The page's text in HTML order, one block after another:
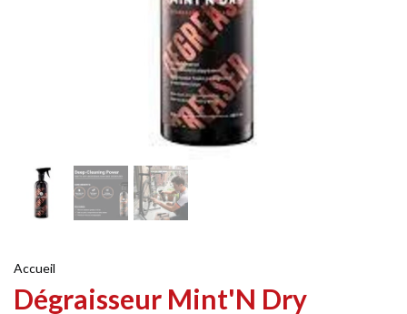
Accueil
Dégraisseur Mint'N Dry